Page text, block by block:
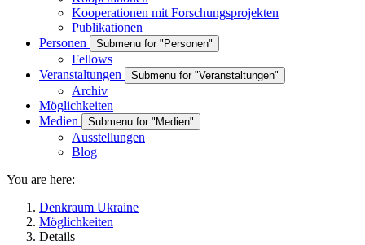
Kooperationen mit Forschungsprojekten
Publikationen
Personen
Submenu for "Personen"
Fellows
Veranstaltungen
Submenu for "Veranstaltungen"
Archiv
Möglichkeiten
Medien
Submenu for "Medien"
Ausstellungen
Blog
You are here:
Denkraum Ukraine
Möglichkeiten
Details